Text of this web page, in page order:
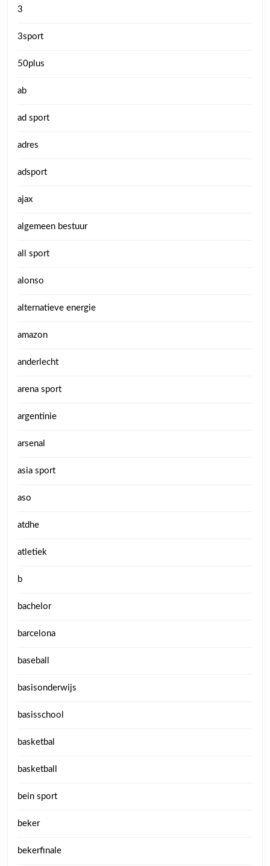
3
3sport
50plus
ab
ad sport
adres
adsport
ajax
algemeen bestuur
all sport
alonso
alternatieve energie
amazon
anderlecht
arena sport
argentinie
arsenal
asia sport
aso
atdhe
atletiek
b
bachelor
barcelona
baseball
basisonderwijs
basisschool
basketbal
basketball
bein sport
beker
bekerfinale